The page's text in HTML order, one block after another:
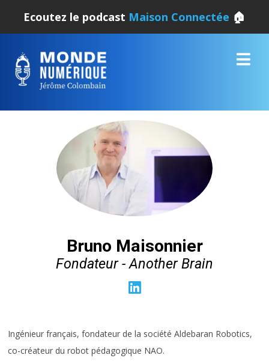
Ecoutez le podcast Maison Connectée 🏠
Bruno Maisonnier
Fondateur - Another Brain
Ingénieur français, fondateur de la société Aldebaran Robotics,
co-créateur du robot pédagogique NAO.